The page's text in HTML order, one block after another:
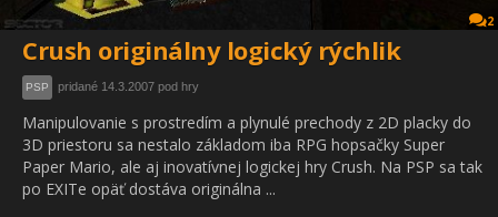
2
Crush originálny logický rýchlik
PSP pridané 14.3.2007 pod hry
Manipulovanie s prostredím a plynulé prechody z 2D placky do
3D priestoru sa nestalo základom iba RPG hopsačky Super
Paper Mario, ale aj inovatívnej logickej hry Crush. Na PSP sa tak
po EXITe opäť dostáva originálna ...